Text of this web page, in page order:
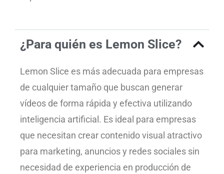
¿Para quién es Lemon Slice?
Lemon Slice es más adecuada para empresas
de cualquier tamaño que buscan generar
vídeos de forma rápida y efectiva utilizando
inteligencia artificial. Es ideal para empresas
que necesitan crear contenido visual atractivo
para marketing, anuncios y redes sociales sin
necesidad de experiencia en producción de